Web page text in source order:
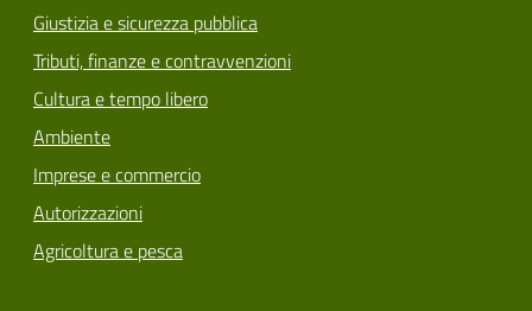
Giustizia e sicurezza pubblica
Tributi, finanze e contravvenzioni
Cultura e tempo libero
Ambiente
Imprese e commercio
Autorizzazioni
Agricoltura e pesca